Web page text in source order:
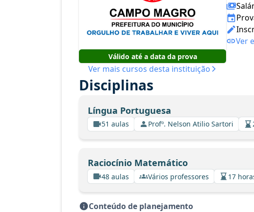
Válido até a data da prova
Ver mais cursos desta instituição
Ver
Disciplinas
Língua Portuguesa
51 aulas Profº. Nelson Atilio Sartori
Raciocínio Matemático
48 aulas Vários professores 17
Conteúdo de planejamento